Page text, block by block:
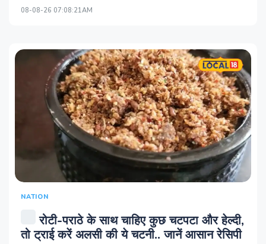
08-08-26 07:08:21AM
NATION
रोटी-पराठे के साथ चाहिए कुछ चटपटा और हेल्दी,
तो ट्राई करें अलसी की ये चटनी.. जानें आसान रेसिपी